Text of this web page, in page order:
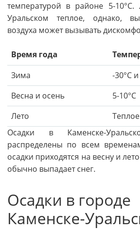
температурой в районе 5-
Уральском теплое, однако,
воздуха может вызывать
Время года
Зима
-30°C
Весна и осень
5-10°C
Лето
Теплое
Осадки в Каменске-
распределены по всем
осадки приходятся на весну и
обычно выпадает снег.
Осадки в городе
Каменске-